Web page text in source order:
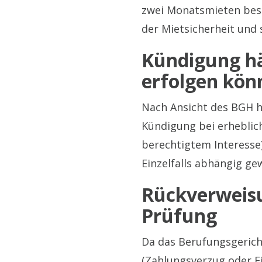
zwei Monatsmieten
der Mietsicherheit und
Kündigung
erfolgen
Nach Ansicht des BGH
Kündigung bei
berechtigtem
Einzelfalls abhängig
Prüfung
Da das